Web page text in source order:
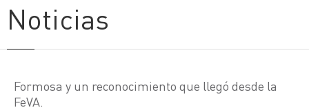
Noticias
Formosa y un reconocimiento que llegó desde la
FeVA.